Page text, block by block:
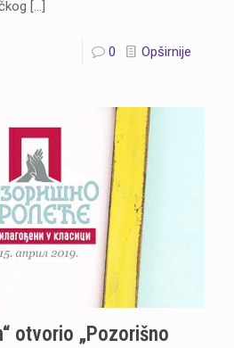
[…]
0 Opširnije
otvorio „Pozorišno